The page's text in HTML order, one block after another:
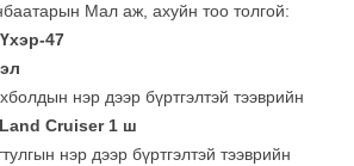
Мал аж, ахуйн тоо толгой:
47
нэр дээр бүртгэлтэй тээврийн
Cruiser 1 ш
нэр дээр бүртгэлтэй тээврийн